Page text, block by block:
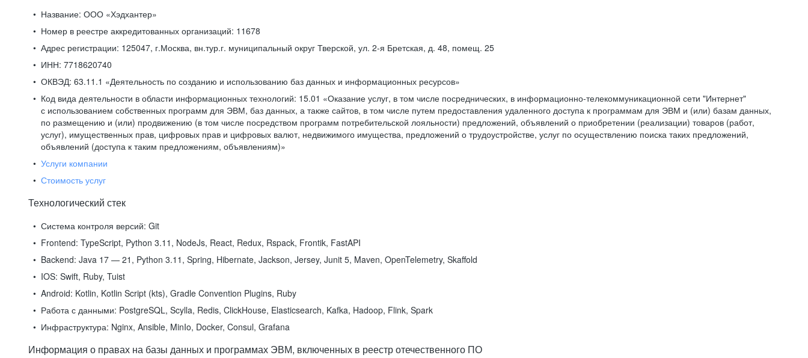
Название: ООО «Хэдхантер»
Номер в реестре аккредитованных организаций: 11678
Адрес регистрации: 125047, г.Москва, вн.тур.г. муниципальный округ Тверской, ул. 2-я Бретская, д. 48, помещ. 25
ИНН: 7718620740
ОКВЭД: 63.11.1 «Деятельность по созданию и использованию баз данных и информационных ресурсов»
Код вида деятельности в области информационных технологий: 15.01 «Оказание услуг, в том числе посреднических, в информационно-телекоммуникационной сети "Интернет"
с использованием собственных программ для ЭВМ, баз данных, а также сайтов, в том числе путем предоставления удаленного доступа к программам для ЭВМ и (или) базам данных,
по размещению и (или) продвижению (в том числе посредством программ потребительской лояльности) предложений, объявлений о приобретении (реализации) товаров (работ,
услуг), имущественных прав, цифровых прав и цифровых валют, недвижимого имущества, предложений о трудоустройстве, услуг по осуществлению поиска таких предложений,
объявлений (доступа к таким предложениям, объявлениям)»
Услуги компании
Стоимость услуг
Технологический стек
Система контроля версий: Git
Frontend: TypeScript, Python 3.11, NodeJs, React, Redux, Rspack, Frontik, FastAPI
Backend: Java 17 — 21, Python 3.11, Spring, Hibernate, Jackson, Jersey, Junit 5, Maven, OpenTelemetry, Skaffold
IOS: Swift, Ruby, Tuist
Android: Kotlin, Kotlin Script (kts), Gradle Convention Plugins, Ruby
Работа с данными: PostgreSQL, Scylla, Redis, ClickHouse, Elasticsearch, Kafka, Hadoop, Flink, Spark
Инфраструктура: Nginx, Ansible, MinIo, Docker, Consul, Grafana
Информация о правах на базы данных и программах ЭВМ, включенных в реестр отечественного ПО